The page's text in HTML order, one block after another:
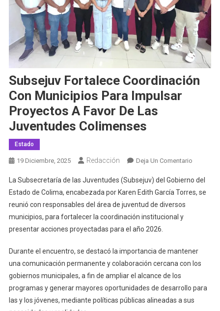
Subsejuv Fortalece Coordinación
Con Municipios Para Impulsar
Proyectos A Favor De Las
Juventudes Colimenses
Estado
19 Diciembre, 2025 Redacción Deja Un ComentarioEn
Fortalece
Proyectos
A
La Subsecretaría de las Juventudes (Subsejuv) del Gobierno del
Estado de Colima, encabezada por Karen Edith García Torres, se
reunió con responsables del área de juventud de diversos
municipios, para fortalecer la coordinación institucional y
presentar acciones proyectadas para el año 2026.
Durante el encuentro, se destacó la importancia de mantener
una comunicación permanente y colaboración cercana con los
gobiernos municipales, a fin de ampliar el alcance de los
programas y generar mayores oportunidades de desarrollo para
las y los jóvenes, mediante políticas públicas alineadas a sus